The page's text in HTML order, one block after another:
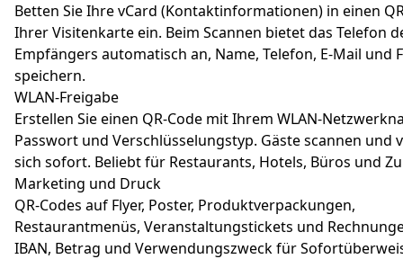
Betten Sie Ihre vCard (Kontaktinformationen) in einen
Ihrer Visitenkarte ein. Beim Scannen bietet das Telefon
Empfängers automatisch an, Name, Telefon, E-Mail und
speichern.
WLAN-Freigabe
Erstellen Sie einen QR-Code mit Ihrem WLAN-
Passwort und Verschlüsselungstyp. Gäste scannen und
sich sofort. Beliebt für Restaurants, Hotels, Büros und
Marketing und Druck
QR-Codes auf Flyer, Poster, Produktverpackungen,
Restaurantmenüs, Veranstaltungstickets und
IBAN, Betrag und Verwendungszweck für